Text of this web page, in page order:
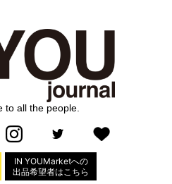
to all the people.
IN YOUMarketへの
出品希望者はこちら